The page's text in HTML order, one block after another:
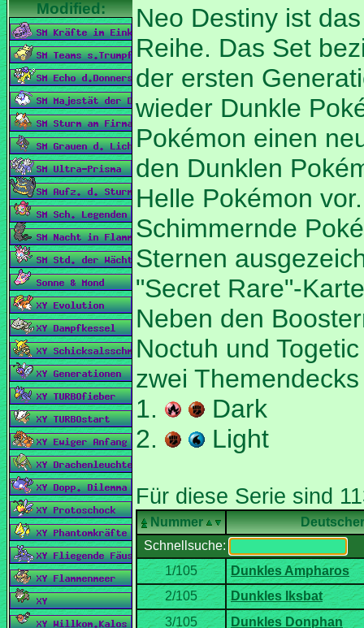
Reihe. Das Set
der ersten
wieder Dunkle
Pokémon einen
den Dunklen
Helle Pokémon
Schimmernde
Sternen
"Secret Rare"-
Neben den
Noctuh und
zwei
1.
Dark
2.
Light
Nummer
Schnellsuche: